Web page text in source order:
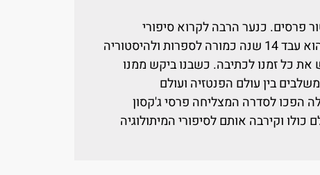
פרסים. כנער הרבה לקרוא סיפורי
מיתולוגיה וספרי פנטזיה ומדע בדיוני. הוא עבד 14 שנה כמורה לספרות ולהיסטוריה
כל זמנו לכתיבה. כשבנו ביקש ממנו
בין עולם הפנטזיה ועולם
הפכו לסדרה המצליחה פרסי ג'קסון
כולו וקירבה אותם לסיפורי המיתולוגיה